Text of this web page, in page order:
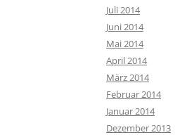
Juli 2014
Juni 2014
Mai 2014
April 2014
März 2014
Februar 2014
Januar 2014
Dezember 2013